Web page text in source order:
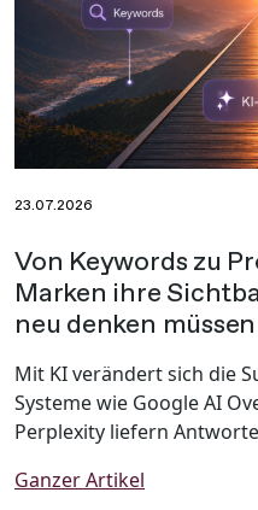
23.07.2026
Von Keywords zu
Marken ihre
neu denken müssen
Mit KI verändert sich die
Systeme wie Google AI
Perplexity liefern
klassische SEO allein
Ganzer Artikel